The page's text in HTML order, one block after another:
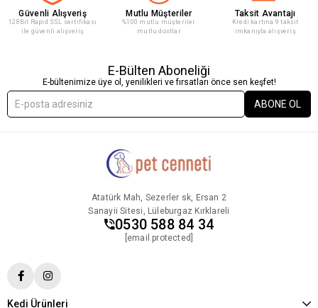
Güvenli Alışveriş
128Bit Rapid SSL sertifikası
ile güvenli alışveriş
Mutlu Müşteriler
%100 mutlu müşteriler
mutlu dostlar
Taksit Avantajı
Kredi kartına 9 taksit
imkanıyla alışveriş
E-Bülten Aboneliği
E-bültenimize üye ol, yenilikleri ve fırsatları önce sen keşfet!
ABONE OL
Atatürk Mah, Sezerler sk, Ersan 2
Sanayii Sitesi, Lüleburgaz Kırklareli
0530 588 84 34
[email protected]
Kedi Ürünleri